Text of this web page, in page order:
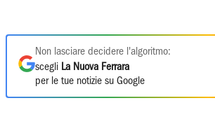
Non lasciare decidere l'algoritmo:
scegli La Nuova Ferrara
per le tue notizie su Google